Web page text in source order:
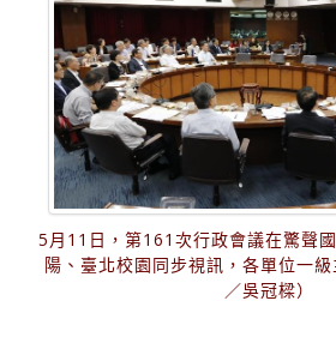
5月11日，第161次行政會議在驚聲
陽、臺北校園同步視訊，各單位一
／吳冠樑）